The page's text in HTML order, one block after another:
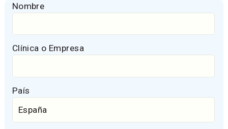
Nombre
Clínica o Empresa
País